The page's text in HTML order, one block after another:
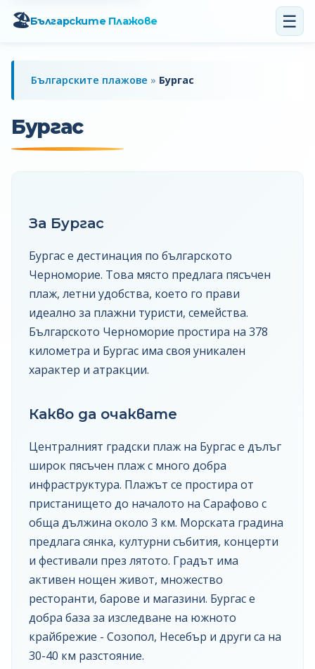
🏖️Българските Плажове ☰
Българските плажове » Бургас
Бургас
За Бургас
Бургас е дестинация по българското
Черноморие. Това място предлага пясъчен
плаж, летни удобства, което го прави
идеално за плажни туристи, семейства.
Българското Черноморие простира на 378
километра и Бургас има своя уникален
характер и атракции.
Какво да очаквате
Централният градски плаж на Бургас е дълъг
широк пясъчен плаж с много добра
инфраструктура. Плажът се простира от
пристанището до началото на Сарафово с
обща дължина около 3 км. Морската градина
предлага сянка, културни събития, концерти
и фестивали през лятото. Градът има
активен нощен живот, множество
ресторанти, барове и магазини. Бургас е
добра база за изследване на южното
крайбрежие - Созопол, Несебър и други са на
30-40 км разстояние.